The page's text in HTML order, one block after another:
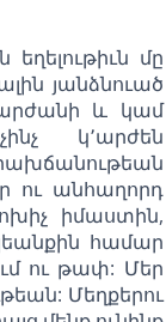
մը
յանձնուած
և կամ
կ՚արժեն
ու անհաղորդ
իմաստին,
համար
ու թափ: Մեր
Մեղքերու